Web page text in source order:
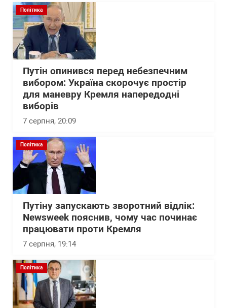
Політика
Путін опинився перед небезпечним
вибором: Україна скорочує простір
для маневру Кремля напередодні
виборів
7 серпня, 20:09
Політика
Путіну запускають зворотний відлік:
Newsweek пояснив, чому час починає
працювати проти Кремля
7 серпня, 19:14
Політика